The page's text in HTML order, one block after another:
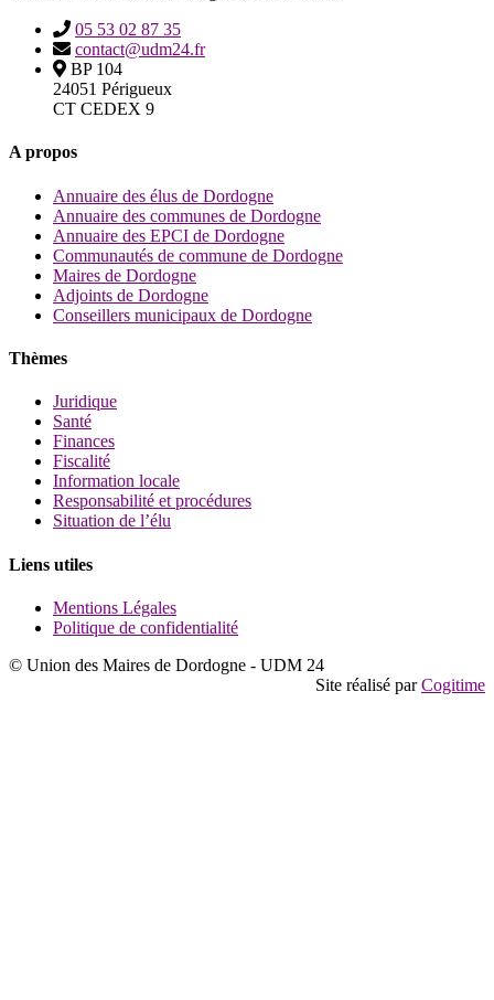
05 53 02 87 35
contact@udm24.fr
BP 104
24051 Périgueux
CT CEDEX 9
A propos
Annuaire des élus de Dordogne
Annuaire des communes de Dordogne
Annuaire des EPCI de Dordogne
Communautés de commune de Dordogne
Maires de Dordogne
Adjoints de Dordogne
Conseillers municipaux de Dordogne
Thèmes
Juridique
Santé
Finances
Fiscalité
Information locale
Responsabilité et procédures
Situation de l’élu
Liens utiles
Mentions Légales
Politique de confidentialité
© Union des Maires de Dordogne - UDM 24
Site réalisé parCogitime